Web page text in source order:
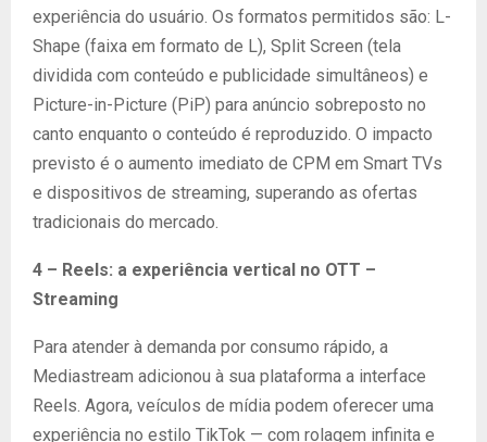
experiência do usuário. Os formatos permitidos são: L-
Shape (faixa em formato de L), Split Screen (tela
dividida com conteúdo e publicidade simultâneos) e
Picture-in-Picture (PiP) para anúncio sobreposto no
canto enquanto o conteúdo é reproduzido. O impacto
previsto é o aumento imediato de CPM em Smart TVs
e dispositivos de streaming, superando as ofertas
tradicionais do mercado.
4 – Reels: a experiência vertical no OTT –
Streaming
Para atender à demanda por consumo rápido, a
Mediastream adicionou à sua plataforma a interface
Reels. Agora, veículos de mídia podem oferecer uma
experiência no estilo TikTok — com rolagem infinita e